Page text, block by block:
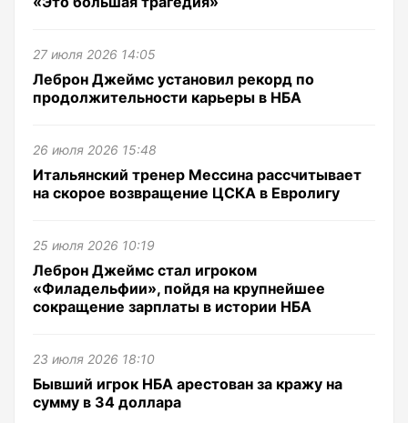
27 июля 2026 14:05
Леброн Джеймс установил рекорд по
продолжительности карьеры в НБА
26 июля 2026 15:48
Итальянский тренер Мессина рассчитывает
на скорое возвращение ЦСКА в Евролигу
25 июля 2026 10:19
Леброн Джеймс стал игроком
«Филадельфии», пойдя на крупнейшее
сокращение зарплаты в истории НБА
23 июля 2026 18:10
Бывший игрок НБА арестован за кражу на
сумму в 34 доллара